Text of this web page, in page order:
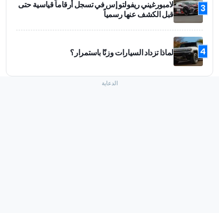
3
لامبورغيني ريفولتو إس في تسجل أرقاماً قياسية حتى
قبل الكشف عنها رسمياً
4 لماذا تزداد السيارات وزنًا باستمرار؟